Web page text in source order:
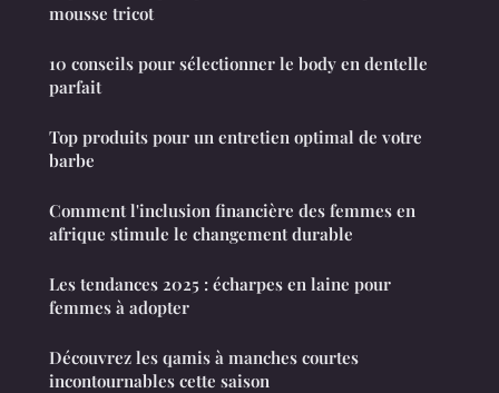
mousse tricot
10 conseils pour sélectionner le body en dentelle
parfait
Top produits pour un entretien optimal de votre
barbe
Comment l'inclusion financière des femmes en
afrique stimule le changement durable
Les tendances 2025 : écharpes en laine pour
femmes à adopter
Découvrez les qamis à manches courtes
incontournables cette saison